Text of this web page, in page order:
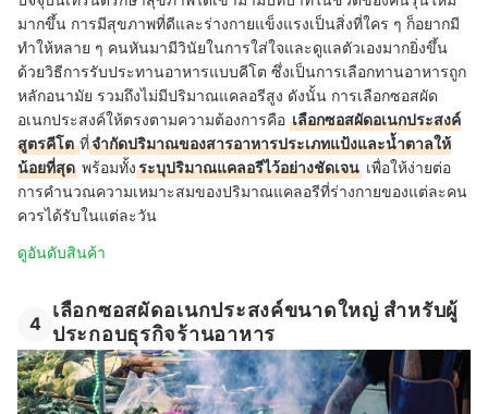
มากขึ้น การมีสุขภาพที่ดีและร่างกายแข็งแรงเป็นสิ่งที่ใคร ๆ ก็อยากมี
ทำให้หลาย ๆ คนหันมามีวินัยในการใส่ใจและดูแลตัวเองมากยิ่งขึ้น
ด้วยวิธีการรับประทานอาหารแบบคีโต ซึ่งเป็นการเลือกทานอาหารถูก
หลักอนามัย รวมถึงไม่มีปริมาณแคลอรีสูง ดังนั้น การเลือกซอสผัด
อเนกประสงค์ให้ตรงตามความต้องการคือ เลือกซอสผัดอเนกประสงค์
สูตรคีโตที่จำกัดปริมาณของสารอาหารประเภทแป้งและน้ำตาลให้
น้อยที่สุด พร้อมทั้งระบุปริมาณแคลอรีไว้อย่างชัดเจน เพื่อให้ง่ายต่อ
การคำนวณความเหมาะสมของปริมาณแคลอรีที่ร่างกายของแต่ละคน
ควรได้รับในแต่ละวัน
ดูอันดับสินค้า
4
เลือกซอสผัดอเนกประสงค์ขนาดใหญ่ สำหรับผู้
ประกอบธุรกิจร้านอาหาร